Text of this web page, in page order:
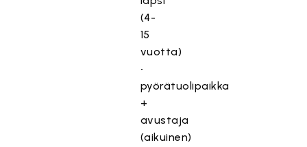
(4-
15
vuotta)
•
pyörätuolipaikka
+
avustaja
(aikuinen)